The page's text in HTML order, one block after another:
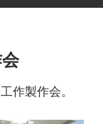
作製作会。